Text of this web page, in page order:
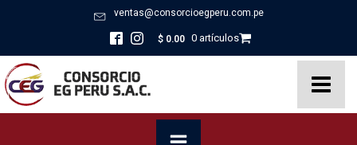
ventas@consorcioegperu.com.pe
$ 0.00 0 artículos